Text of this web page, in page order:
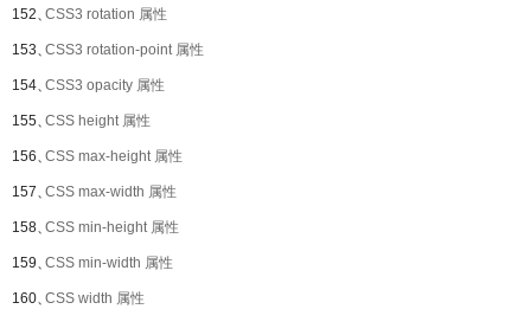
152、CSS3 rotation 属性
153、CSS3 rotation-point 属性
154、CSS3 opacity 属性
155、CSS height 属性
156、CSS max-height 属性
157、CSS max-width 属性
158、CSS min-height 属性
159、CSS min-width 属性
160、CSS width 属性